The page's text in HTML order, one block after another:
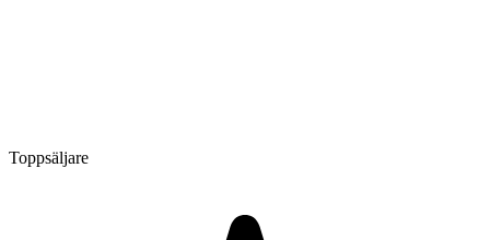
Toppsäljare